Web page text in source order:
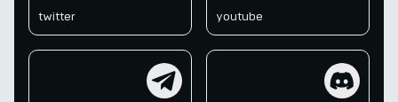
twitter youtube